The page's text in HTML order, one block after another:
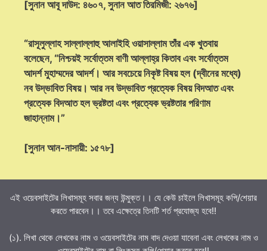
[সুনান আবূ দাউদ: ৪৬০৭, সুনান আত তিরমিজী: ২৬৭৬]
“রাসূলুল্লাহ সাল্লাল্লাহু আলাইহি ওয়াসাল্লাম তাঁর এক খুতবায়
বলেছেন, “নিশ্চয়ই সর্বোত্তম বাণী আল্লাহ্‌র কিতাব এবং সর্বোত্তম
আদর্শ মুহাম্মদের আদর্শ। আর সবচেয়ে নিকৃষ্ট বিষয় হল (দ্বীনের মধ্যে)
নব উদ্ভাবিত বিষয়। আর নব উদ্ভাবিত প্রত্যেক বিষয় বিদআত এবং
প্রত্যেক বিদআত হল ভ্রষ্টতা এবং প্রত্যেক ভ্রষ্টতার পরিণাম
জাহান্নাম।”
[সুনান আন-নাসায়ী: ১৫৭৮]
এই ওয়েবসাইটের লিখাসমূহ সবার জন্য উন্মুক্ত।। যে কেউ চাইলে লিখাসমূহ কপি/শেয়ার
করতে পারবেন।। তবে এক্ষেত্রে তিনটি শর্ত প্রযোজ্য হবে!!
(১). লিখা থেকে লেখকের নাম ও ওয়েবসাইটের নাম বাদ দেওয়া যাবেনা এবং লেখকের নাম ও